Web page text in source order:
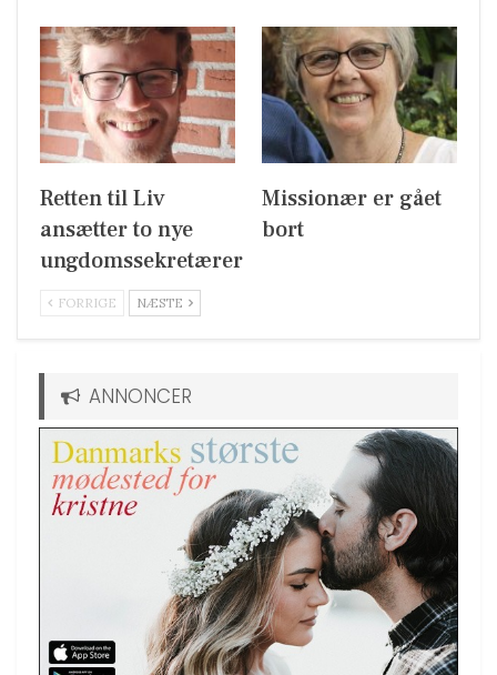
Retten til Liv
ansætter to nye
ungdomssekretærer
Missionær er gået
bort
FORRIGE NÆSTE
ANNONCER